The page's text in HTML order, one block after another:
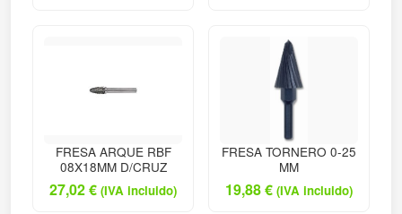
FRESA ARQUE RBF
08X18MM D/CRUZ
27,02€ (IVA incluido)
FRESA TORNERO 0-25
MM
19,88€ (IVA incluido)